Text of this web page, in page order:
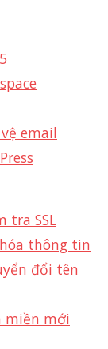
vệ email​
tra SSL
thông tin
đổi tên
miền mới